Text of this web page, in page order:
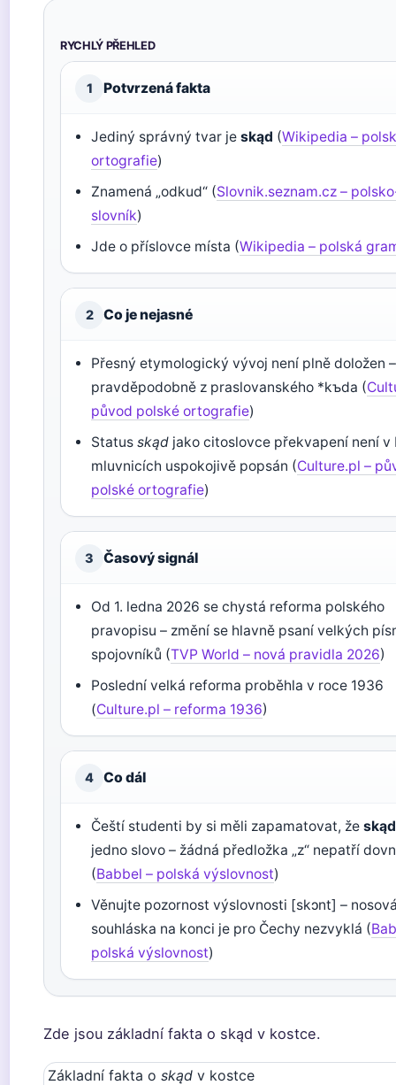
RYCHLÝ PŘEHLED
1 Potvrzená fakta
Jediný správný tvar jeskąd (Wikipedia –
ortografie)
Znamená „odkud“ (Slovnik.seznam.cz –
slovník)
Jde o příslovce místa (Wikipedia – polská
2 Co je nejasné
Přesný etymologický vývoj není plně doložen –
pravděpodobně z praslovanského *kъda (
původ polské ortografie)
Statusskąd jako citoslovce překvapení není v
mluvnicích uspokojivě popsán (Culture.pl –
polské ortografie)
3 Časový signál
Od 1. ledna 2026 se chystá reforma polského
pravopisu – změní se hlavně psaní velkých
spojovníků (TVP World – nová pravidla 2026)
Poslední velká reforma proběhla v roce 1936
(Culture.pl – reforma 1936)
4 Co dál
Čeští studenti by si měli zapamatovat, žeskąd
jedno slovo – žádná předložka „z“ nepatří
(Babbel – polská výslovnost)
Věnujte pozornost výslovnosti [skɔnt] –
souhláska na konci je pro Čechy nezvyklá (
polská výslovnost)
Zde jsou základní fakta o skąd v kostce.
Základní fakta o skąd v kostce